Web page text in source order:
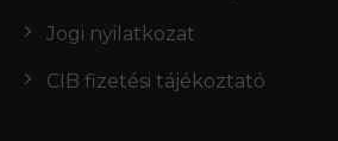
Jogi nyilatkozat
CIB fizetési tájékoztató